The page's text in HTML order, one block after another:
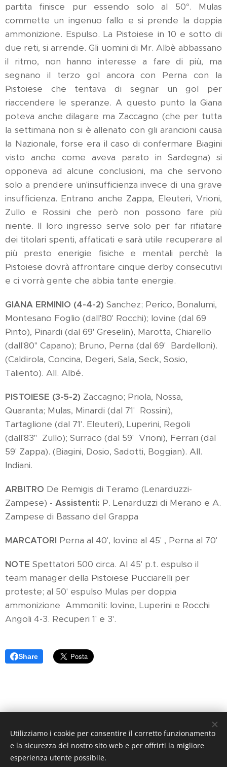
partita finisce pur essendo solo al 50°. Mulas
commette un ingenuo fallo e si prende la doppia
ammonizione. Espulso. La Pistoiese in 10 e sotto di
due reti, si arrende. Gli uomini di Mr. Albè abbassano
il ritmo, non hanno interesse a fare di più, ma
segnano il terzo gol ancora con Perna con la
Pistoiese che tentava di segnar un gol per
riaccendere le speranze. A questo punto la Giana
poteva anche dilagare ma Zaccagno (che per tutta
la settimana non si è allenato con gli arancioni causa
la Nazionale, forse era il caso di confermare Biagini
visto anche come aveva parato in Sardegna) si
opponeva ad alcune conclusioni, ma che servono
solo a prendere un'insufficienza invece di una grave
insufficienza. Entrano anche Zappa, Eleuteri, Vrioni,
Zullo e Rossini che però non possono fare più
niente. Il loro ingresso serve solo per far rifiatare
dei titolari spenti, affaticati e sarà utile recuperare al
più presto enerigie fisiche e mentali perchè la
Pistoiese dovrà affrontare cinque derby consecutivi
e ci vorrà gente che abbia tante energie.
GIANA ERMINIO (4-4-2) Sanchez; Perico, Bonalumi,
Montesano Foglio (dall'80' Rocchi); Iovine (dal 69
Pinto), Pinardi (dal 69' Greselin), Marotta, Chiarello
(dall'80'' Capano); Bruno, Perna (dal 69' Bardelloni).
(Caldirola, Concina, Degeri, Sala, Seck, Sosio,
Taliento). All. Albé.
PISTOIESE (3-5-2) Zaccagno; Priola, Nossa,
Quaranta; Mulas, Minardi (dal 71' Rossini),
Tartaglione (dal 71'. Eleuteri), Luperini, Regoli
(dall'83'' Zullo); Surraco (dal 59' Vrioni), Ferrari (dal
59' Zappa). (Biagini, Dosio, Sadotti, Boggian). All.
Indiani.
ARBITRO De Remigis di Teramo (Lenarduzzi-
Zampese) - Assistenti: P. Lenarduzzi di Merano e A.
Zampese di Bassano del Grappa
MARCATORI Perna al 40', Iovine al 45' , Perna al 70'
NOTE Spettatori 500 circa. Al 45' p.t. espulso il
team manager della Pistoiese Pucciarelli per
proteste; al 50' espulso Mulas per doppia
ammonizione Ammoniti: Iovine, Luperini e Rocchi
Angoli 4-3. Recuperi 1' e 3'.
Share
Arancione Magazine - Quotidiano di informazione sportiva -
Reg. Trib. di Pistoia N. 1 / 2017 - Direttore Responsabile:
Athos Querci direttore@arancionemagazine.it
Utilizziamo i cookie per consentire il corretto funzionamento
e la sicurezza del nostro sito web e per offrirti la migliore
esperienza utente possibile.